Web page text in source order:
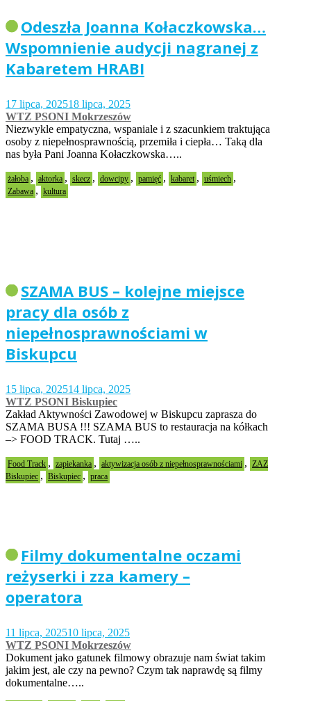
Odeszła Joanna Kołaczkowska…
Wspomnienie audycji nagranej z
Kabaretem HRABI
17 lipca, 202518 lipca, 2025
WTZ PSONI Mokrzeszów
Niezwykle empatyczna, wspaniale i z szacunkiem traktująca
osoby z niepełnosprawnością, przemiła i ciepła… Taką dla
nas była Pani Joanna Kołaczkowska…..
żałoba , aktorka , skecz , dowcipy , pamięć , kabaret , uśmiech ,
Zabawa , kultura
SZAMA BUS – kolejne miejsce
pracy dla osób z
niepełnosprawnościami w
Biskupcu
15 lipca, 202514 lipca, 2025
WTZ PSONI Biskupiec
Zakład Aktywności Zawodowej w Biskupcu zaprasza do
SZAMA BUSA !!! SZAMA BUS to restauracja na kółkach
–> FOOD TRACK. Tutaj …..
Food Track , zapiekanka , aktywizacja osób z niepełnosprawnościami ,
ZAZ
Biskupiec , Biskupiec , praca
Filmy dokumentalne oczami
reżyserki i zza kamery –
operatora
11 lipca, 202510 lipca, 2025
WTZ PSONI Mokrzeszów
Dokument jako gatunek filmowy obrazuje nam świat takim
jakim jest, ale czy na pewno? Czym tak naprawdę są filmy
dokumentalne…..